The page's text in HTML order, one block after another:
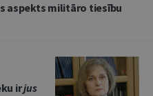
aspekts militāro tiesību
irjus